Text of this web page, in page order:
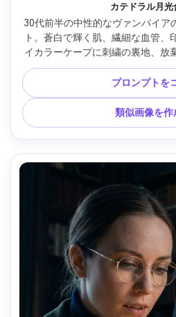
カテドラル月光
30代前半の中性的なヴァンパイア
ト。蒼白で輝く肌、繊細な血管、
イカラーケープに刺繍の裏地、放
チと埃が舞う空間。ステンドグラ
ソフトな補助光。Nikon Z8、
やや3/4ターン、厳粛なムード。
織物。高解像度、シャープ、ドラ
グレーディング
プロンプトを
類似画像を